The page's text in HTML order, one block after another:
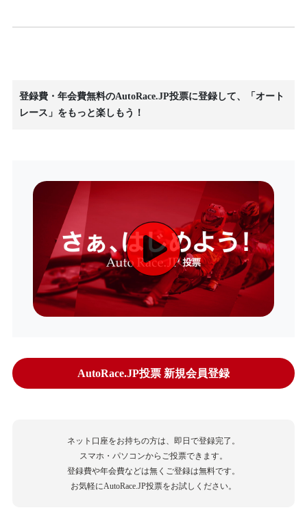
登録費・年会費無料のAutoRace.JP投票に登録して、「オート
レース」をもっと楽しもう！
AutoRace.JP投票 新規会員登録
ネット口座をお持ちの方は、即日で登録完了。
スマホ・パソコンからご投票できます。
登録費や年会費などは無くご登録は無料です。
お気軽にAutoRace.JP投票をお試しください。